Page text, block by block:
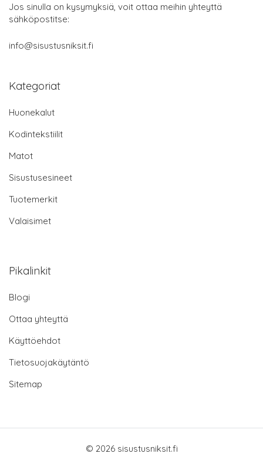
Jos sinulla on kysymyksiä, voit ottaa meihin yhteyttä
sähköpostitse:
info@sisustusniksit.fi
Kategoriat
Huonekalut
Kodintekstiilit
Matot
Sisustusesineet
Tuotemerkit
Valaisimet
Pikalinkit
Blogi
Ottaa yhteyttä
Käyttöehdot
Tietosuojakäytäntö
Sitemap
© 2026 sisustusniksit.fi